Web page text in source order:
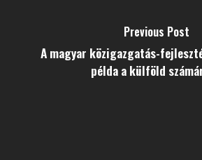
Previous Post
A magyar közigazgatás-
példa a külföld